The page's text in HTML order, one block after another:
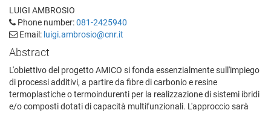
LUIGI AMBROSIO
Phone number:081-2425940
Email: luigi.ambrosio@cnr.it
Abstract
L'obiettivo del progetto AMICO si fonda essenzialmente sull'impiego
di processi additivi, a partire da fibre di carbonio e resine
termoplastiche o termoindurenti per la realizzazione di sistemi ibridi
e/o composti dotati di capacità multifunzionali. L'approccio sarà